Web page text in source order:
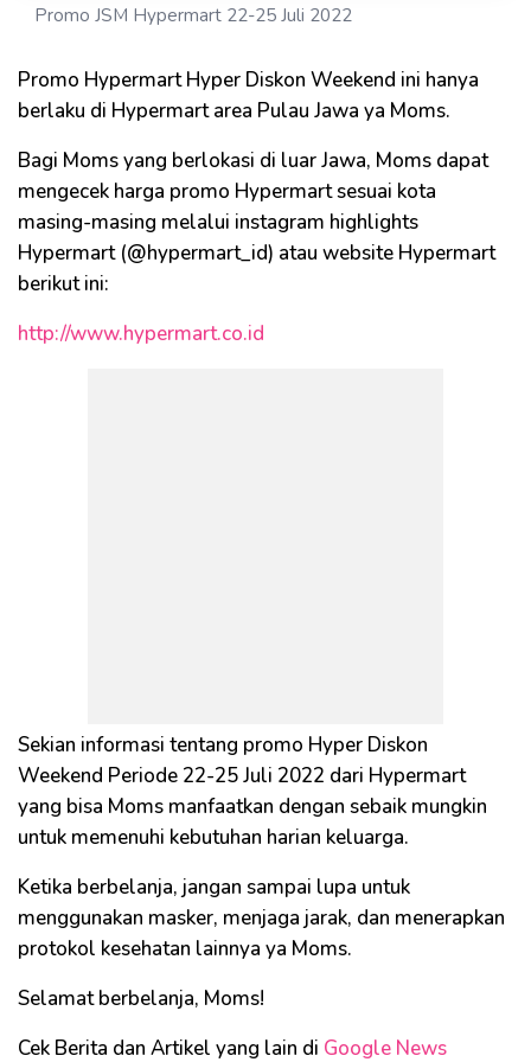
Promo JSM Hypermart 22-25 Juli 2022
Promo Hypermart Hyper Diskon Weekend ini hanya
berlaku di Hypermart area Pulau Jawa ya Moms.
Bagi Moms yang berlokasi di luar Jawa, Moms dapat
mengecek harga promo Hypermart sesuai kota
masing-masing melalui instagram highlights
Hypermart (@hypermart_id) atau website Hypermart
berikut ini:
http://www.hypermart.co.id
Sekian informasi tentang promo Hyper Diskon
Weekend Periode 22-25 Juli 2022 dari Hypermart
yang bisa Moms manfaatkan dengan sebaik mungkin
untuk memenuhi kebutuhan harian keluarga.
Ketika berbelanja, jangan sampai lupa untuk
menggunakan masker, menjaga jarak, dan menerapkan
protokol kesehatan lainnya ya Moms.
Selamat berbelanja, Moms!
Cek Berita dan Artikel yang lain di Google News